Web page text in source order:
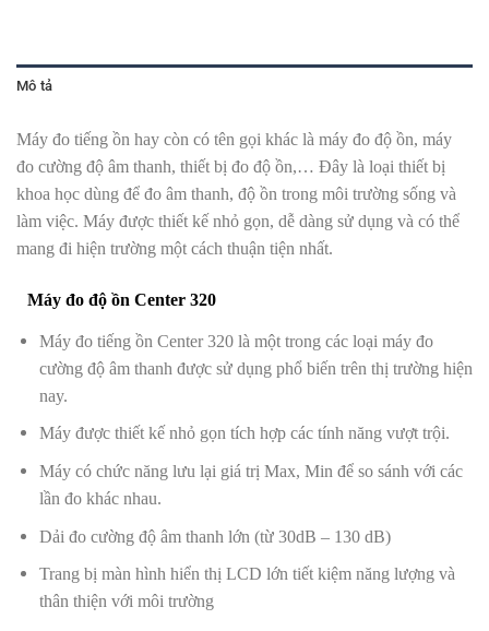
Mô tả
Máy đo tiếng ồn hay còn có tên gọi khác là máy đo độ ồn, máy
đo cường độ âm thanh, thiết bị đo độ ồn,… Đây là loại thiết bị
khoa học dùng để đo âm thanh, độ ồn trong môi trường sống và
làm việc. Máy được thiết kế nhỏ gọn, dễ dàng sử dụng và có thể
mang đi hiện trường một cách thuận tiện nhất.
Máy đo độ ồn Center 320
Máy đo tiếng ồn Center 320 là một trong các loại máy đo
cường độ âm thanh được sử dụng phổ biến trên thị trường hiện
nay.
Máy được thiết kế nhỏ gọn tích hợp các tính năng vượt trội.
Máy có chức năng lưu lại giá trị Max, Min để so sánh với các
lần đo khác nhau.
Dải đo cường độ âm thanh lớn (từ 30dB – 130 dB)
Trang bị màn hình hiển thị LCD lớn tiết kiệm năng lượng và
thân thiện với môi trường